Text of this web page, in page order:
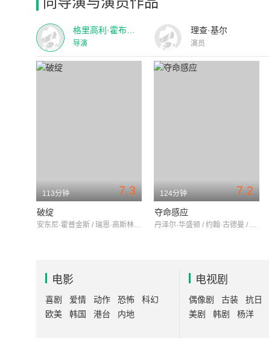
导演
理查·基尔
演员
7.3
113分钟
破绽
安东尼·霍普金斯 / 瑞恩·高斯林 / 大卫·斯特雷泽恩
7.2
124分钟
夺命感应
丹泽尔·华盛顿 / 约翰·古德曼 / 唐纳德·萨瑟兰
电影
喜剧 爱情 动作 恐怖
科幻
欧美
韩国 港台 内地
电视剧
偶像剧 古装 抗日
美剧
韩剧 杨洋